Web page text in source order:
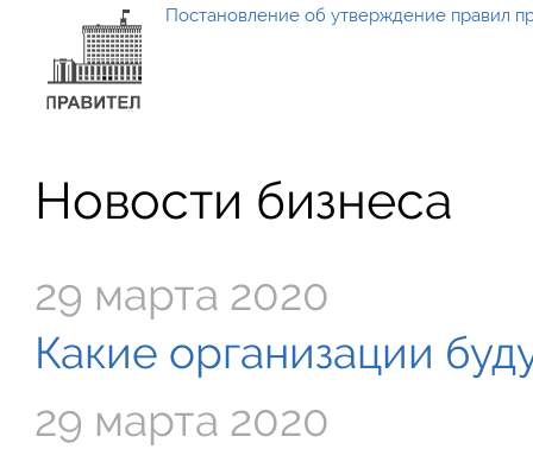
Постановление об утверждение правил
Новости бизнеса
29 марта 2020
Какие организации
29 марта 2020